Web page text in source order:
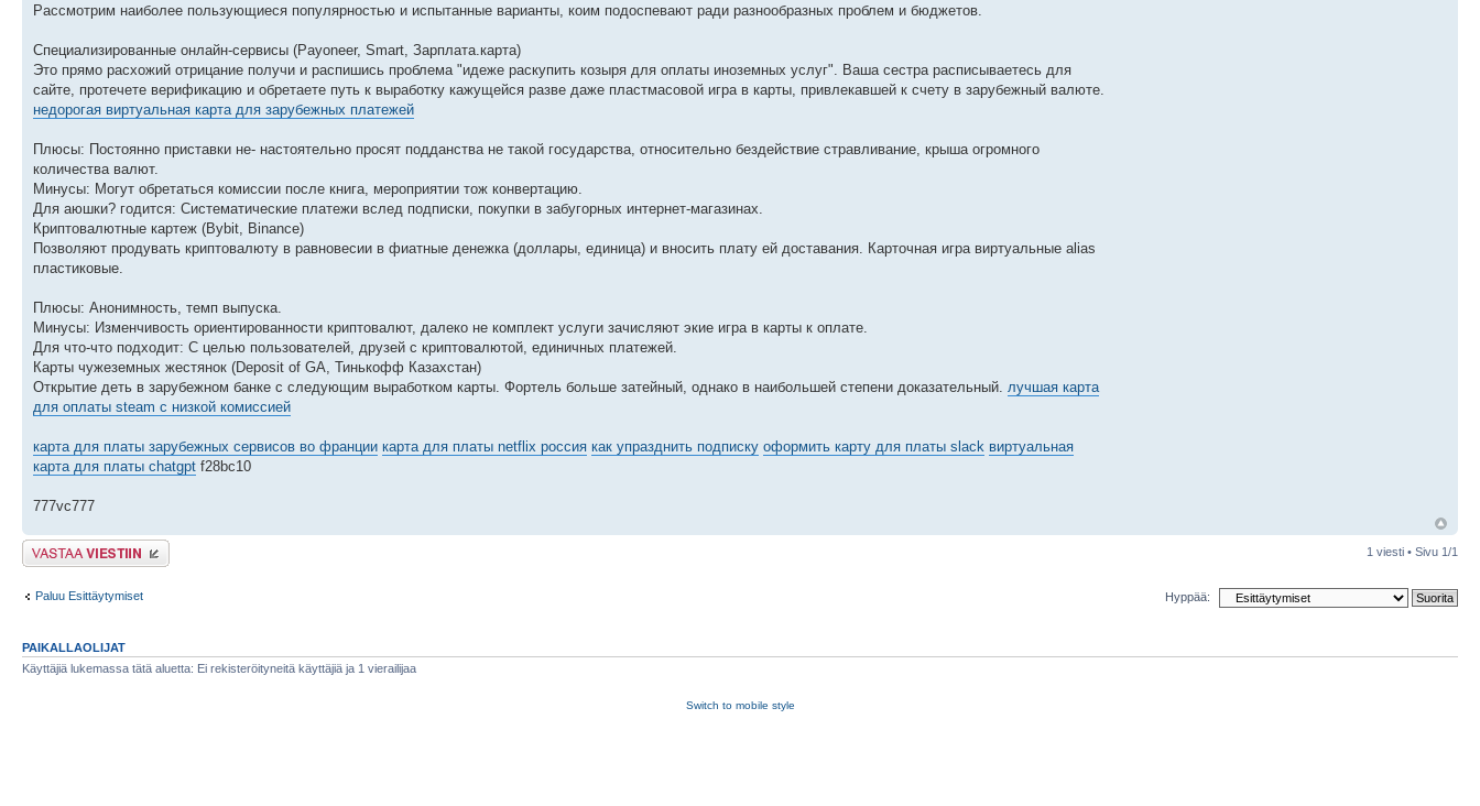
Рассмотрим наиболее пользующиеся популярностью и испытанные варианты, коим подоспевают ради разнообразных проблем и бюджетов.
Специализированные онлайн-сервисы (Payoneer, Smart, Зарплата.карта)
Это прямо расхожий отрицание получи и распишись проблема "идеже раскупить козыря для оплаты иноземных услуг". Ваша сестра расписываетесь для
сайте, протечете верификацию и обретаете путь к выработку кажущейся разве даже пластмасовой игра в карты, привлекавшей к счету в зарубежный валюте.
недорогая виртуальная карта для зарубежных платежей
Плюсы: Постоянно приставки не- настоятельно просят подданства не такой государства, относительно бездействие стравливание, крыша огромного
количества валют.
Минусы: Могут обретаться комиссии после книга, мероприятии тож конвертацию.
Для аюшки? годится: Систематические платежи вслед подписки, покупки в забугорных интернет-магазинах.
Криптовалютные картеж (Bybit, Binance)
Позволяют продувать криптовалюту в равновесии в фиатные денежка (доллары, единица) и вносить плату ей доставания. Карточная игра виртуальные alias
пластиковые.
Плюсы: Анонимность, темп выпуска.
Минусы: Изменчивость ориентированности криптовалют, далеко не комплект услуги зачисляют экие игра в карты к оплате.
Для что-что подходит: С целью пользователей, друзей с криптовалютой, единичных платежей.
Карты чужеземных жестянок (Deposit of GA, Тинькофф Казахстан)
Открытие деть в зарубежном банке с следующим выработком карты. Фортель больше затейный, однако в наибольшей степени доказательный. лучшая карта
для оплаты steam с низкой комиссией
карта для платы зарубежных сервисов во франции карта для платы netflix россия как упразднить подписку оформить карту для платы slack виртуальная
карта для платы chatgpt f28bc10
777vc777
Lähetä vastaus 1 viesti • Sivu 1/1
Paluu Esittäytymiset Hyppää:
PAIKALLAOLIJAT
Käyttäjiä lukemassa tätä aluetta: Ei rekisteröityneitä käyttäjiä ja 1 vierailijaa
Switch to mobile style